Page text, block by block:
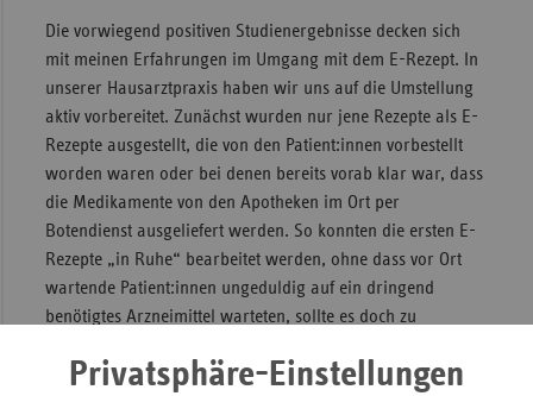
Privatsphäre-Einstellungen
Die vorwiegend positiven Studienergebnisse decken sich
mit meinen Erfahrungen im Umgang mit dem E-Rezept. In
unserer Hausarztpraxis haben wir uns auf die Umstellung
aktiv vorbereitet. Zunächst wurden nur jene Rezepte als E-
Rezepte ausgestellt, die von den Patient:innen vorbestellt
worden waren oder bei denen bereits vorab klar war, dass
die Medikamente von den Apotheken im Ort per
Botendienst ausgeliefert werden. So konnten die ersten E-
Rezepte „in Ruhe“ bearbeitet werden, ohne dass vor Ort
wartende Patient:innen ungeduldig auf ein dringend
benötigtes Arzneimittel warteten, sollte es doch zu
waren wir aber vom Prozess so überzeugt, dass wir